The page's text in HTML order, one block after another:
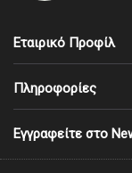
Εταιρικό Προφίλ
Πληροφορίες
Εγγραφείτε στο